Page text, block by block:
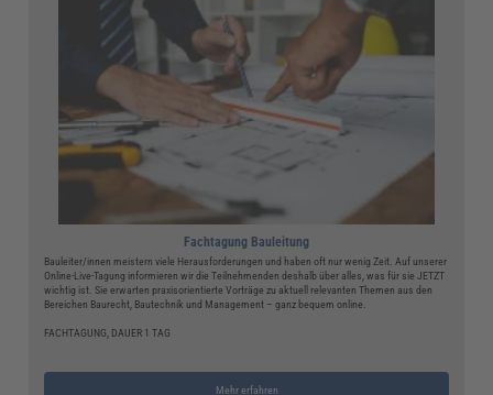
Fachtagung Bauleitung
Bauleiter/innen meistern viele Herausforderungen und haben oft nur wenig Zeit. Auf unserer
Online-Live-Tagung informieren wir die Teilnehmenden deshalb über alles, was für sie JETZT
wichtig ist. Sie erwarten praxisorientierte Vorträge zu aktuell relevanten Themen aus den
Bereichen Baurecht, Bautechnik und Management – ganz bequem online.
FACHTAGUNG, DAUER 1 TAG
Mehr erfahren